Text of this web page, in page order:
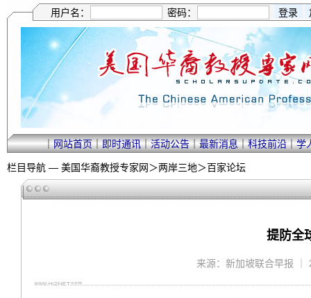
用户名： 密码：
｜网站首页｜即时通讯｜活动公告｜最新消息｜科技前沿｜学
栏目导航 — 美国华裔教授专家网＞两岸三地＞百家论坛
提防全
来源：新加坡联合早报